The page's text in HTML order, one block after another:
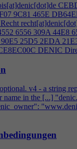
9C81 465E
6556 309A 44E8
25D5 2EDA
DENIC
v4 - a string
name in the [...]